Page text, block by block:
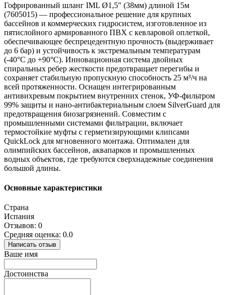
Гофрированный шланг IML Ø1,5" (38мм) длиной 15м
(7605015) — профессиональное решение для крупных
бассейнов и коммерческих гидросистем, изготовленное из
пятислойного армированного ПВХ с кевларовой оплеткой,
обеспечивающее беспрецедентную прочность (выдерживает
до 6 бар) и устойчивость к экстремальным температурам
(-40°C до +90°C). Инновационная система двойных
спиральных ребер жесткости предотвращает перегибы и
сохраняет стабильную пропускную способность 25 м³/ч на
всей протяженности. Оснащен интегрированным
антивихревым покрытием внутренних стенок, УФ-фильтром
99% защиты и нано-антибактериальным слоем SilverGuard для
предотвращения биозагрязнений. Совместим с
промышленными системами фильтрации, включает
термостойкие муфты с герметизирующими клипсами
QuickLock для мгновенного монтажа. Оптимален для
олимпийских бассейнов, аквапарков и промышленных
водных объектов, где требуются сверхнадежные соединения
большой длины.
Основные характеристики
Страна
Испания
Отзывов: 0
Средняя оценка: 0.0
Написать отзыв
Ваше имя
Достоинства